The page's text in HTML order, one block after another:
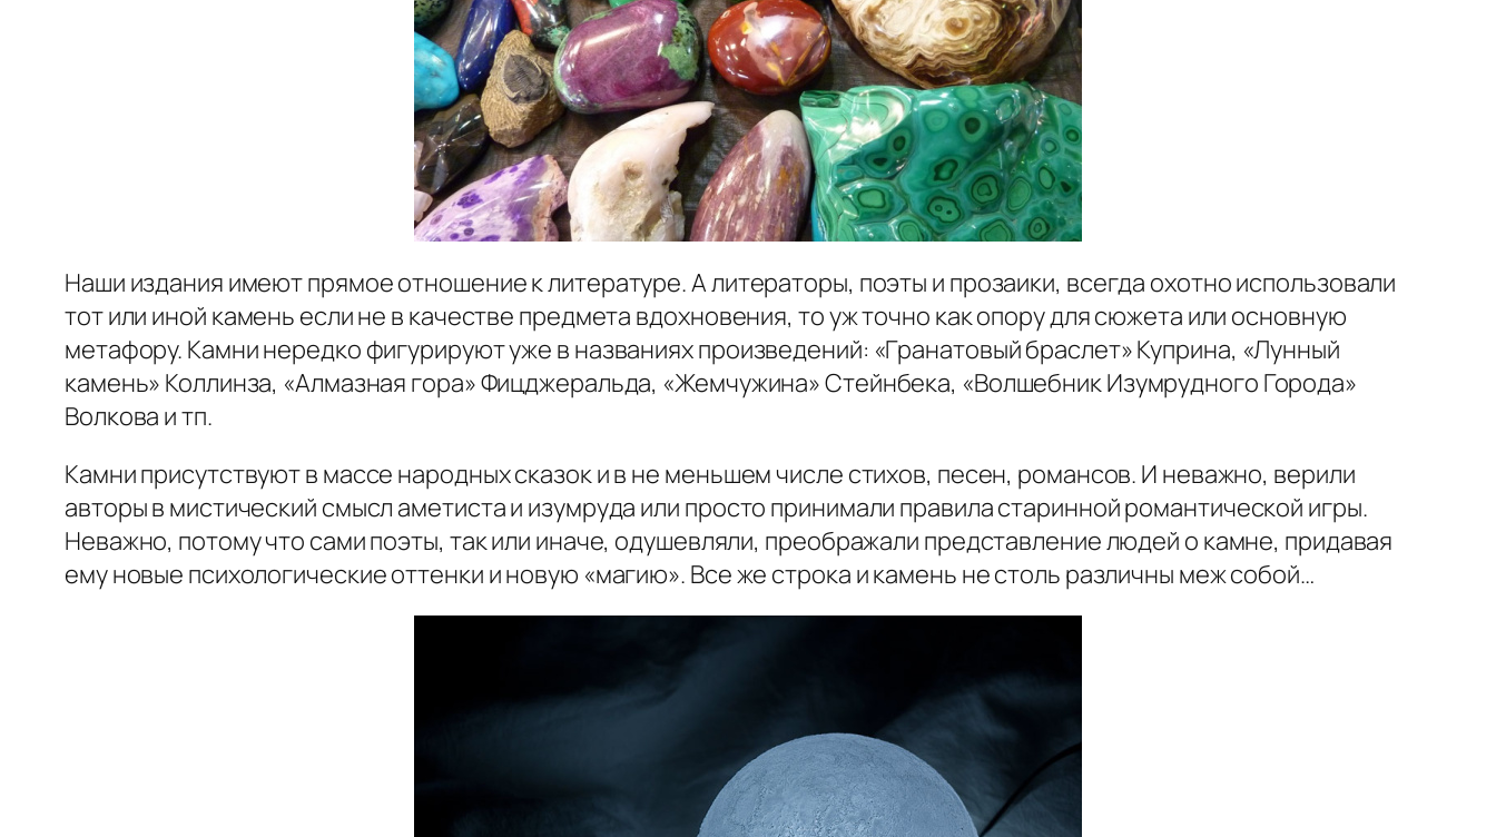
Наши издания имеют прямое отношение к литературе. А литераторы, поэты и прозаики, всегда охотно использовали
тот или иной камень если не в качестве предмета вдохновения, то уж точно как опору для сюжета или основную
метафору. Камни нередко фигурируют уже в названиях произведений: «Гранатовый браслет» Куприна, «Лунный
камень» Коллинза, «Алмазная гора» Фицджеральда, «Жемчужина» Стейнбека, «Волшебник Изумрудного Города»
Волкова и тп.
Камни присутствуют в массе народных сказок и в не меньшем числе стихов, песен, романсов. И неважно, верили
авторы в мистический смысл аметиста и изумруда или просто принимали правила старинной романтической игры.
Неважно, потому что сами поэты, так или иначе, одушевляли, преображали представление людей о камне, придавая
ему новые психологические оттенки и новую «магию». Все же строка и камень не столь различны меж собой…